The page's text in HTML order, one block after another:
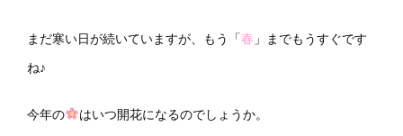
まだ寒い日が続いていますが、もう「春 」までもうすぐです
ね♪
今年の はいつ開花になるのでしょうか。